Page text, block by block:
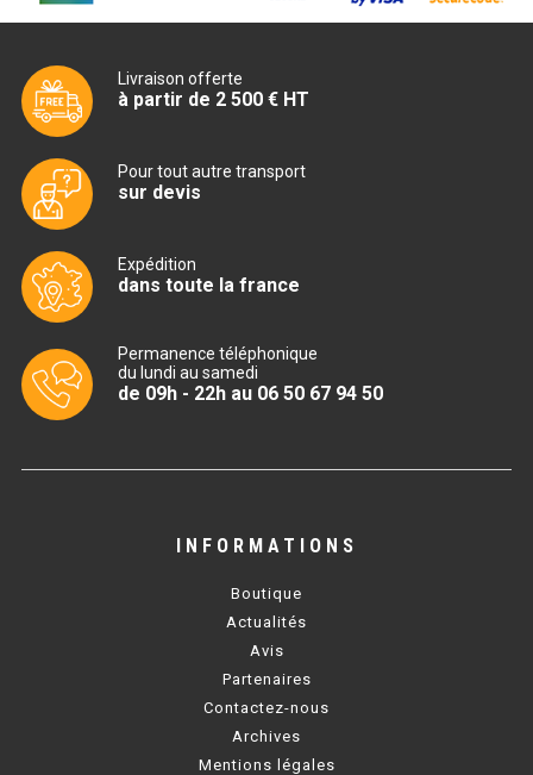
CUISINIÈRE 700 GAZ
CUISINIÈRE 600 ÉLECTRIQUE
CUISINIÈRE 700 ÉLECTRIQUE
BAIN MARIE
CHAUFFE FRITES SÉRIE UOC
CHAUFFE FRITES 600 ÉLECTRIQUE
Livraison offerte
à partir de 2 500 € HT
Pour tout autre transport
sur devis
Expédition
dans toute la france
Permanence téléphonique
du lundi au samedi
de 09h - 22h au 06 50 67 94 50
INFORMATIONS
Boutique
Actualités
Avis
Partenaires
Contactez-nous
Archives
Mentions légales